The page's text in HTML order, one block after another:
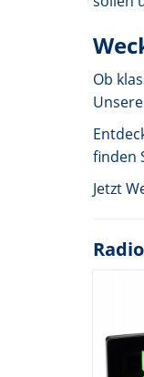
Ob
finden
Jetzt